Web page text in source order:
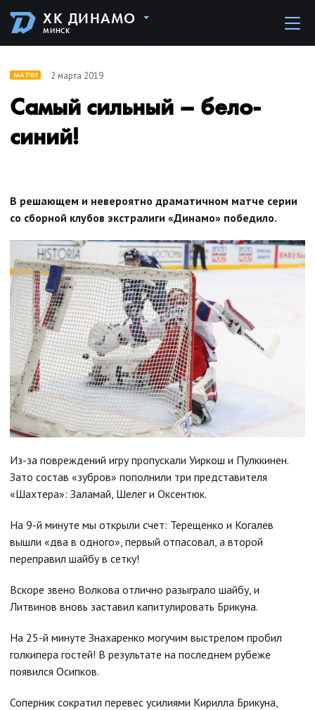
ХК ДИНАМО
МИНСК
МАТЧИ 2 марта 2019
Самый сильный – бело-
синий!
В решающем и невероятно драматичном матче серии
со сборной клубов экстралиги «Динамо» победило.
Из-за повреждений игру пропускали Уиркош и Пулккинен.
Зато состав «зубров» пополнили три представителя
«Шахтера»: Заламай, Шелег и Оксентюк.
На 9-й минуте мы открыли счет: Терещенко и Когалев
вышли «два в одного», первый отпасовал, а второй
переправил шайбу в сетку!
Вскоре звено Волкова отлично разыграло шайбу, и
Литвинов вновь заставил капитулировать Брикуна.
На 25-й минуте Знахаренко могучим выстрелом пробил
голкипера гостей! В результате на последнем рубеже
появился Осипков.
Соперник сократил перевес усилиями Кирилла Брикуна,